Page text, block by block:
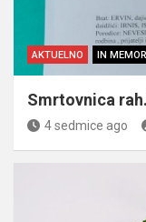
AKTUELNO IN
Smrtovnica
4 sedmice ago